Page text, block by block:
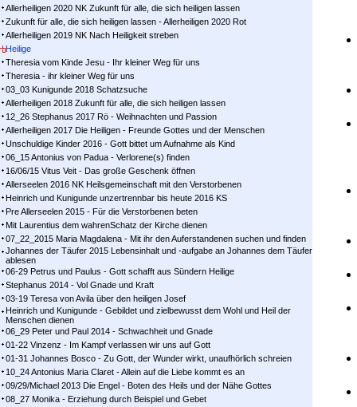
Allerheiligen 2020 NK Zukunft für alle, die sich heiligen lassen
Zukunft für alle, die sich heiligen lassen - Allerheiligen 2020 Rot
Allerheiligen 2019 NK Nach Heiligkeit streben
Heilige
Theresia vom Kinde Jesu - Ihr kleiner Weg für uns
Theresia - ihr kleiner Weg für uns
03_03 Kunigunde 2018 Schatzsuche
Allerheiligen 2018 Zukunft für alle, die sich heiligen lassen
12_26 Stephanus 2017 Rö - Weihnachten und Passion
Allerheiligen 2017 Die Heiligen - Freunde Gottes und der Menschen
Unschuldige Kinder 2016 - Gott bittet um Aufnahme als Kind
06_15 Antonius von Padua - Verlorene(s) finden
16/06/15 Vitus Veit - Das große Geschenk öffnen
Allerseelen 2016 NK Heilsgemeinschaft mit den Verstorbenen
Heinrich und Kunigunde unzertrennbar bis heute 2016 KS
Pre Allerseelen 2015 - Für die Verstorbenen beten
Mit Laurentius dem wahrenSchatz der Kirche dienen
07_22_2015 Maria Magdalena - Mit ihr den Auferstandenen suchen und finden
Johannes der Täufer 2015 Lebensinhalt und -aufgabe an Johannes dem Täufer
ablesen
06-29 Petrus und Paulus - Gott schafft aus Sündern Heilige
Stephanus 2014 - Vol Gnade und Kraft
03-19 Teresa von Avila über den heiligen Josef
Heinrich und Kunigunde - Gebildet und zielbewusst dem Wohl und Heil der
Menschen dienen
06_29 Peter und Paul 2014 - Schwachheit und Gnade
01-22 Vinzenz - Im Kampf ver­las­sen wir uns auf Gott
01-31 Johannes Bosco - Zu Gott, der Wunder wirkt, unaufhörlich schreien
10_24 Antonius Maria Claret - Allein auf die Liebe kommt es an
09/29/Michael 2013 Die Engel - Boten des Heils und der Nähe Gottes
08_27 Monika - Erziehung durch Beispiel und Gebet